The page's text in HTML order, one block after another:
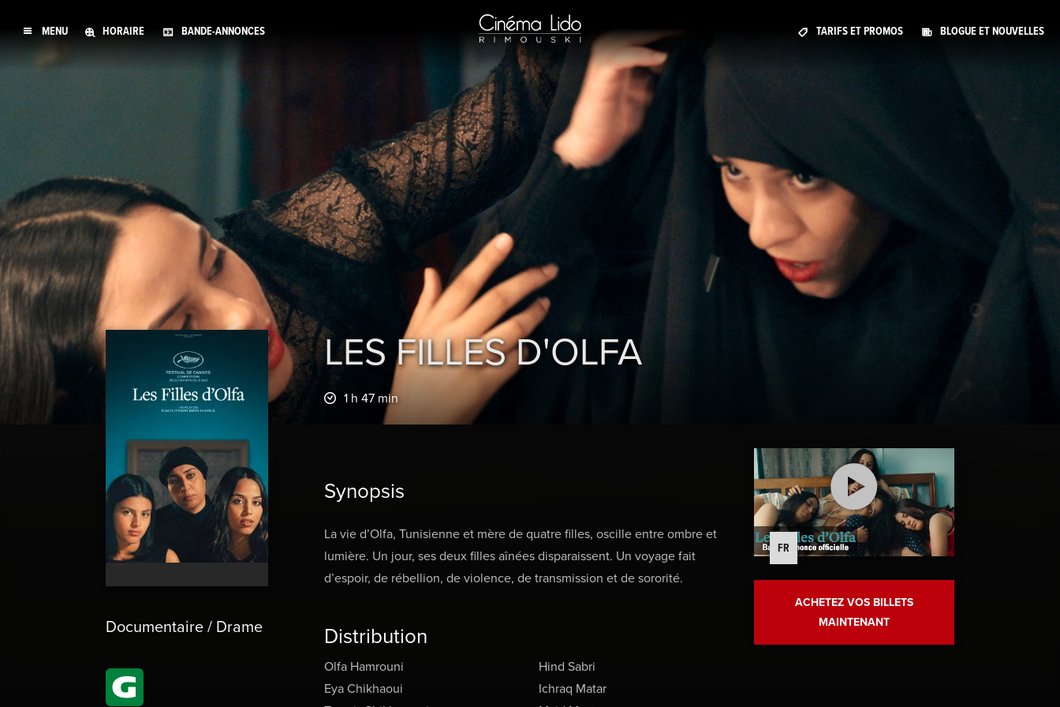
MENU HORAIRE BANDE-ANNONCES TARIFS ET PROMOS BLOGUE ET NOUVELLES
Documentaire / Drame
LES FILLES D'OLFA
1 h 47 min
Synopsis
La vie d’Olfa, Tunisienne et mère de quatre filles, oscille entre ombre et
lumière. Un jour, ses deux filles aînées disparaissent. Un voyage fait
d’espoir, de rébellion, de violence, de transmission et de sororité.
Distribution
Olfa Hamrouni
Eya Chikhaoui
Hind Sabri
Ichraq Matar
FR
ACHETEZ VOS BILLETS
MAINTENANT